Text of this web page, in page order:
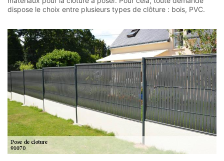
dispose le choix entre plusieurs types de clôture : bois, PVC.